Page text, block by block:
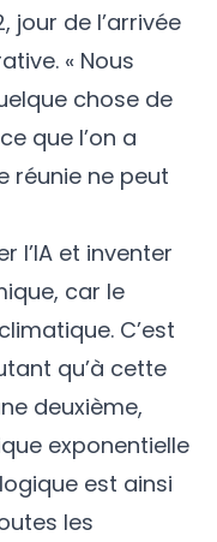
jour de l’arrivée
« Nous
chose de
que l’on a
réunie ne peut
l’IA et inventer
car le
C’est
qu’à cette
deuxième,
exponentielle
est ainsi
les